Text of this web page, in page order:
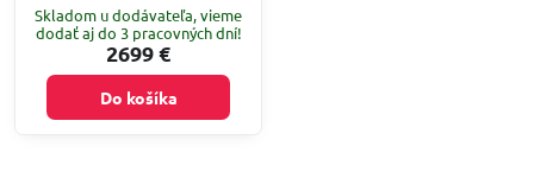
Skladom u dodávateľa, vieme
dodať aj do 3 pracovných dní!
2699 €
Do košíka